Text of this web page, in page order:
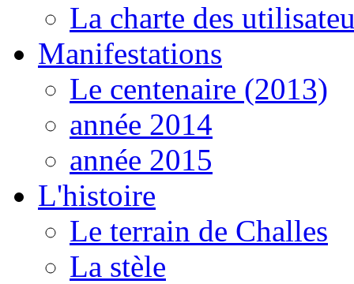
La charte des
Manifestations
Le centenaire (2013)
année 2014
année 2015
L'histoire
Le terrain de Challes
La stèle